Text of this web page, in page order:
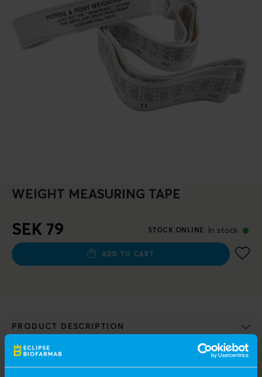
WEIGHT MEASURING TAPE
SEK 79 STOCK ONLINE: In stock
ADD TO CART
PRODUCT DESCRIPTION
Monitor the horse’s weight and growth curve in a simple and
convenient way with this practical weight tape.